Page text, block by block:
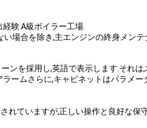
験.A級ボイラー工場.
場合を除き,主エンジンの終身メンテ
ンを採用し,英語で表示します.それ
ームさらに,キャビネットはパラメ
れていますが,正しい操作と良好な保